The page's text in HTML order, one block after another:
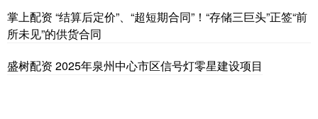
掌上配资 “结算后定价”、“超短期合同”！“存储三巨头”正签“前
所未见”的供货合同
盛树配资 2025年泉州中心市区信号灯零星建设项目